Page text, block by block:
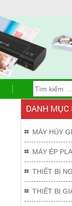
DANH
MÁY HỦY
MÁY ÉP
THIẾT BỊ
THIẾT BỊ